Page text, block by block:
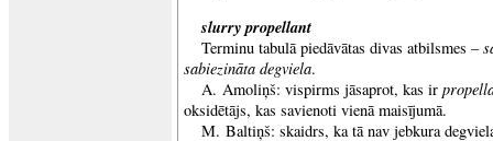
slurry propellant
Terminu tabulā piedāvātas divas atbilsmes –
sabiezināta degviela.
A. Amoliņš: vispirms jāsaprot, kas ir
oksidētājs, kas savienoti vienā maisījumā.
M. Baltiņš: skaidrs, ka tā nav jebkura